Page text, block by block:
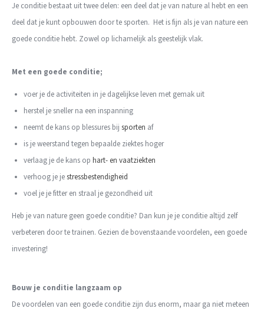
Je conditie bestaat uit twee delen: een deel dat je van nature al hebt en een
deel dat je kunt opbouwen door te sporten. Het is fijn als je van nature een
goede conditie hebt. Zowel op lichamelijk als geestelijk vlak.
Met een goede conditie;
voer je de activiteiten in je dagelijkse leven met gemak uit
herstel je sneller na een inspanning
neemt de kans op blessures bij sporten af
is je weerstand tegen bepaalde ziektes hoger
verlaag je de kans op hart- en vaatziekten
verhoog je jestressbestendigheid
voel je je fitter en straal je gezondheid uit
Heb je van nature geen goede conditie? Dan kun je je conditie altijd zelf
verbeteren door te trainen. Gezien de bovenstaande voordelen, een goede
investering!
Bouw je conditie langzaam op
De voordelen van een goede conditie zijn dus enorm, maar ga niet meteen